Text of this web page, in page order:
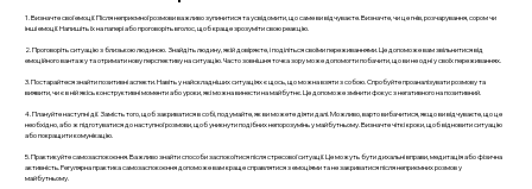
1. Визначте свої емоції. Після неприємної розмови важливо зупинитися та усвідомити, що саме ви відчуваєте. Визначте, чи це гнів, розчарування, сором чи
інші емоції. Напишіть їх на папері або проговоріть вголос, щоб краще зрозуміти свою реакцію.
2. Проговоріть ситуацію з близькою людиною. Знайдіть людину, якій довіряєте, і поділіться своїми переживаннями. Це допоможе вам звільнитися від
емоційного вантажу та отримати нову перспективу на ситуацію. Часто зовнішня точка зору може допомогти побачити, що ви не одні у своїх переживаннях.
3. Постарайтеся знайти позитивні аспекти. Навіть у найскладніших ситуаціях є щось, що можна взяти з собою. Спробуйте проаналізувати розмову та
виявити, чи є в ній якісь конструктивні моменти або уроки, які можна винести на майбутнє. Це допоможе змінити фокус з негативного на позитивний.
4. Плануйте наступні дії. Замість того, щоб закриватися в собі, подумайте, як ви можете діяти далі. Можливо, варто вибачитися, якщо ви відчуваєте, що це
необхідно, або ж підготуватися до наступної розмови, щоб уникнути подібних непорозумінь у майбутньому. Визначте чіткі кроки, щоб відновити ситуацію
або покращити комунікацію.
5. Практикуйте самозаспокоєння. Важливо знайти способи заспокоїтися після стресової ситуації. Це можуть бути дихальні вправи, медитація або фізична
активність. Регулярна практика самозаспокоєння допоможе вам краще справлятися з емоціями та не закриватися після неприємних розмов у
майбутньому.